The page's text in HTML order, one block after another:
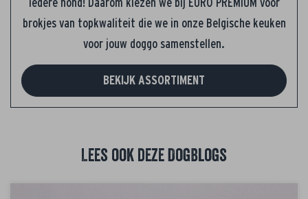
brokjes van topkwaliteit die we in onze Belgische keuken
voor jouw doggo samenstellen.
BEKIJK ASSORTIMENT
Lees ook deze DogBlogs